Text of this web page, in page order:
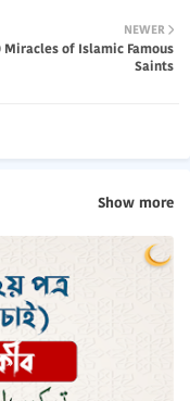
NEWER
Miracles of Islamic Famous
Saints
Show more